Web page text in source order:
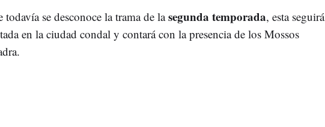
todavía se desconoce la trama de lasegunda temporada, esta seguirá
en la ciudad condal y contará con la presencia de los Mossos